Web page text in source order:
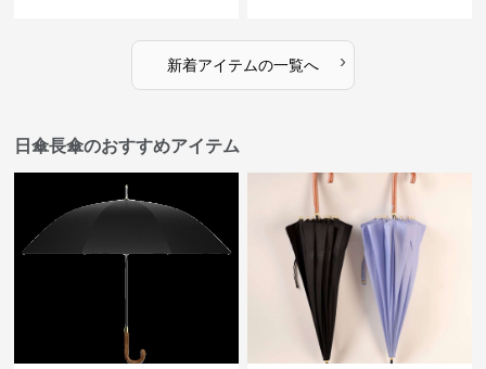
新着アイテムの一覧へ ›
日傘長傘のおすすめアイテム